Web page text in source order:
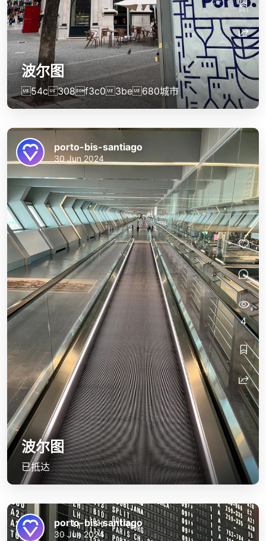
波尔图
54c308f3c03be680城市
波尔图
已抵达
porto-bis-santiago
30 Jun 2024
4
porto-bis-santiago
30 Jun 2024